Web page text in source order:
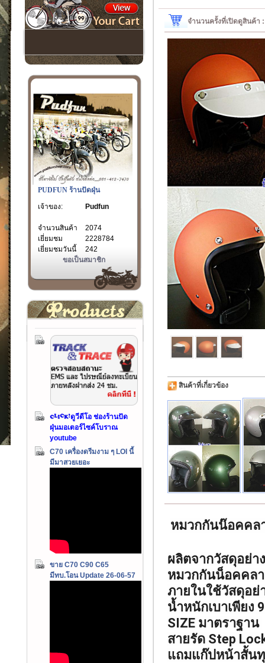
PUDFUN ร้านปัดฝุ่น
เจ้าของ:
Pudfun
จำนวนสินค้า
2074
เยี่ยมชม
2228784
เยี่ยมชมวันนี้
242
ขอเป็นสมาชิก
ดูวีดีโอ ช่องร้านปัด
ฝุ่นมอเตอร์ไซค์โบราณ
youtube
C70 เครื่องดรีมงาม ๆ LOI นี้
มีมาสวยเยอะ
ขาย C70 C90 C65
มีทบ.โอน Update 26-06-57
จำนวนครั้งที่เปิดดูสินค้า
สินค้าที่เกี่ยวข้อง
หมวกกันน๊อคคล
ผลิตจากวัสดุอย่า
หมวกกันน็อคคลา
ภายในใช้วัสดุอ
น้ำหนักเบาเพียง
SIZE มาตราฐาน
สายรัด Step
แถมแก๊ปหน้าสั้นทุ